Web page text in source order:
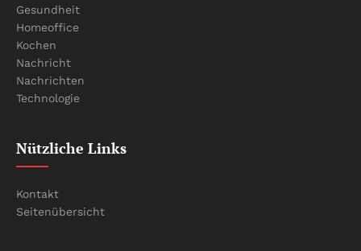
Gesundheit
Homeoffice
Kochen
Nachricht
Nachrichten
Technologie
Nützliche Links
Kontakt
Seitenübersicht